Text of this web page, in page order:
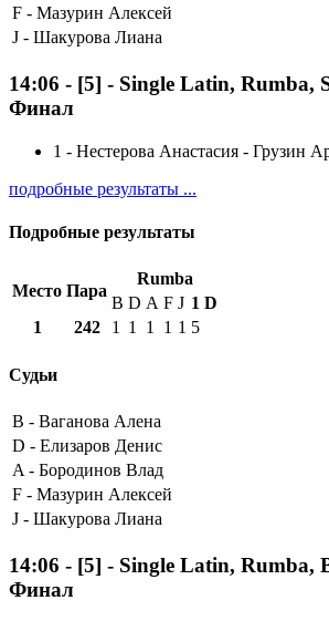
F - Мазурин Алексей
J - Шакурова Лиана
14:06 - [5] - Single Latin, Rumba,
Финал
1 - Нестерова Анастасия - Грузин
подробные результаты ...
Подробные результаты
Место Пара
Rumba
B D A F J 1 D
1
242 1 1 1 1 1 5
Судьи
B - Ваганова Алена
D - Елизаров Денис
A - Бородинов Влад
F - Мазурин Алексей
J - Шакурова Лиана
14:06 - [5] - Single Latin, Rumba,
Финал